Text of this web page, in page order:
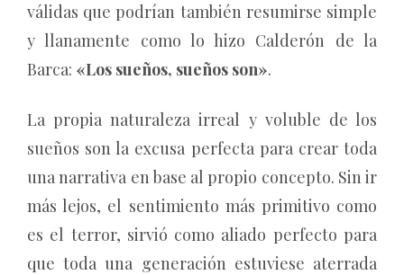
válidas que podrían también resumirse simple
y llanamente como lo hizo Calderón de la
Barca: «Los sueños, sueños son».
La propia naturaleza irreal y voluble de los
sueños son la excusa perfecta para crear toda
una narrativa en base al propio concepto. Sin ir
más lejos, el sentimiento más primitivo como
es el terror, sirvió como aliado perfecto para
que toda una generación estuviese aterrada